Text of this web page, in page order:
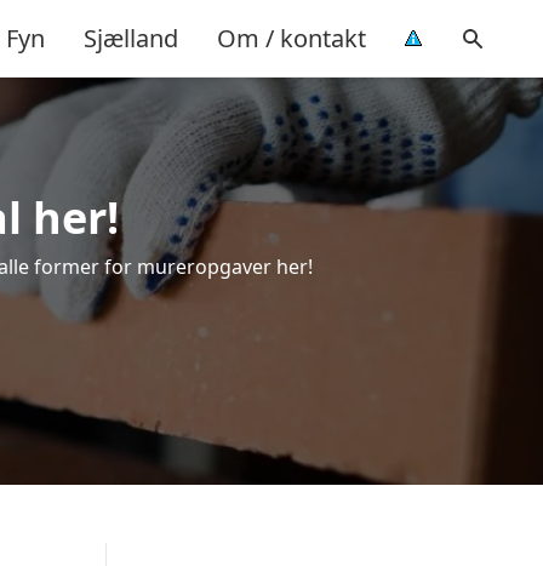
Fyn Sjælland Om / kontakt
her!
former for mureropgaver her!